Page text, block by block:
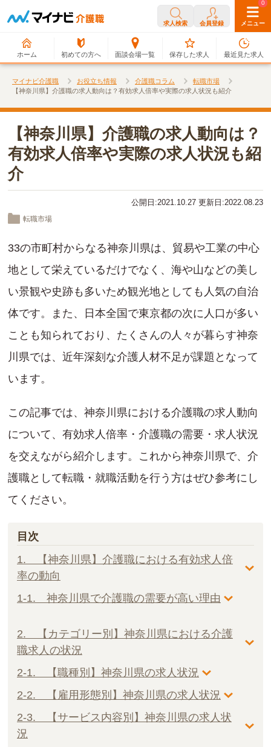
求人検索 会員登録 メニュー
ホーム 初めての方へ 面談会場一覧
0
保存した求人
0
最近見た求人
マイナビ介護職 お役立ち情報 介護職コラム
転職市場
【神奈川県】介護職の求人動向は？有効求人倍率や実際の求人状況も紹介
【神奈川県】介護職の求人動向は？
有効求人倍率や実際の求人状況も紹
介
公開日:2021.10.27 更新日:2022.08.23
転職市場
33の市町村からなる神奈川県は、貿易や工業の中心
地として栄えているだけでなく、海や山などの美し
い景観や史跡も多いため観光地としても人気の自治
体です。また、日本全国で東京都の次に人口が多い
ことも知られており、たくさんの人々が暮らす神奈
川県では、近年深刻な介護人材不足が課題となって
います。
この記事では、神奈川県における介護職の求人動向
について、有効求人倍率・介護職の需要・求人状況
を交えながら紹介します。これから神奈川県で、介
護職として転職・就職活動を行う方はぜひ参考にし
てください。
目次
1. 【神奈川県】介護職における有効求人倍
率の動向
1-1. 神奈川県で介護職の需要が高い理由
2. 【カテゴリー別】神奈川県における介護
職求人の状況
2-1. 【職種別】神奈川県の求人状況
2-2. 【雇用形態別】神奈川県の求人状況
2-3. 【サービス内容別】神奈川県の求人状
況